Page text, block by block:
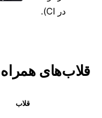
در CI).
قلاب‌های همراه
قلاب